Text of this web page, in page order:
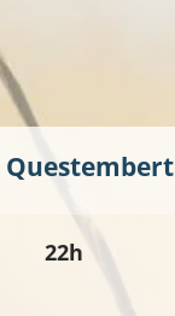
Questembert
22h